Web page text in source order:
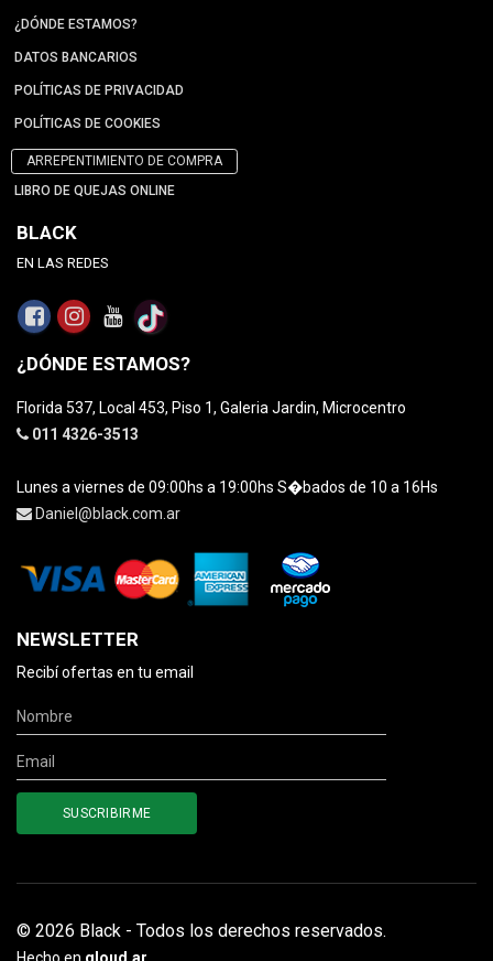
¿DÓNDE ESTAMOS?
DATOS BANCARIOS
POLÍTICAS DE PRIVACIDAD
POLÍTICAS DE COOKIES
ARREPENTIMIENTO DE COMPRA
LIBRO DE QUEJAS ONLINE
BLACK
EN LAS REDES
¿DÓNDE ESTAMOS?
Florida 537, Local 453, Piso 1, Galeria Jardin, Microcentro
011 4326-3513
Lunes a viernes de 09:00hs a 19:00hs S�bados de 10 a 16Hs
Daniel@black.com.ar
NEWSLETTER
Recibí ofertas en tu email
© 2026 Black - Todos los derechos reservados.